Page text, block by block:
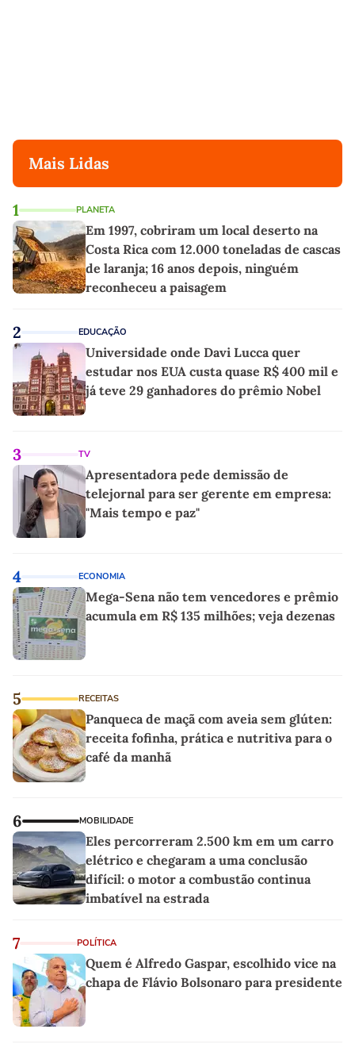
Mais Lidas
1 PLANETA
Em 1997, cobriram um local deserto na
Costa Rica com 12.000 toneladas de cascas
de laranja; 16 anos depois, ninguém
reconheceu a paisagem
2 EDUCAÇÃO
Universidade onde Davi Lucca quer
estudar nos EUA custa quase R$ 400 mil e
já teve 29 ganhadores do prêmio Nobel
3 TV
Apresentadora pede demissão de
telejornal para ser gerente em empresa:
"Mais tempo e paz"
4 ECONOMIA
Mega-Sena não tem vencedores e prêmio
acumula em R$ 135 milhões; veja dezenas
5 RECEITAS
Panqueca de maçã com aveia sem glúten:
receita fofinha, prática e nutritiva para o
café da manhã
6 MOBILIDADE
Eles percorreram 2.500 km em um carro
elétrico e chegaram a uma conclusão
difícil: o motor a combustão continua
imbatível na estrada
7 POLÍTICA
Quem é Alfredo Gaspar, escolhido vice na
chapa de Flávio Bolsonaro para presidente